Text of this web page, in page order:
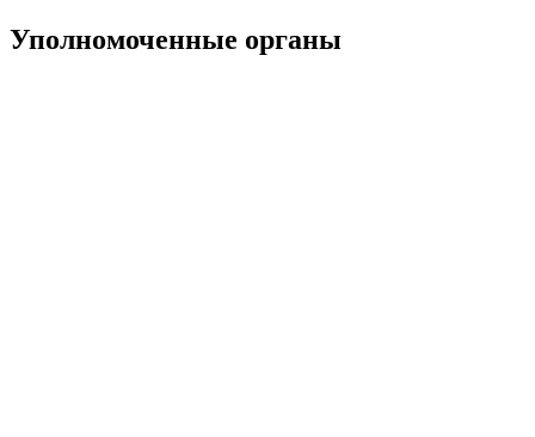
Уполномоченные органы